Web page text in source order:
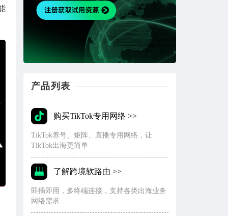
产品列表
购买TikTok专用网络 >>
TikTok养号、矩阵、直播专用网络，让
TikTok出海更简单
了解跨境软路由 >>
即插即用，多终端连接，支持各类出海业务
网络需求